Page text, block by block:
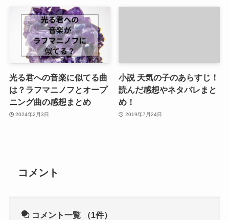
光る君への音楽に似てる曲
は？ラフマニノフとオープ
ニング曲の感想まとめ
2024年2月3日
小説 天気の子のあらすじ！
読んだ感想やネタバレまと
め！
2019年7月24日
コメント
コメント一覧 （1件）